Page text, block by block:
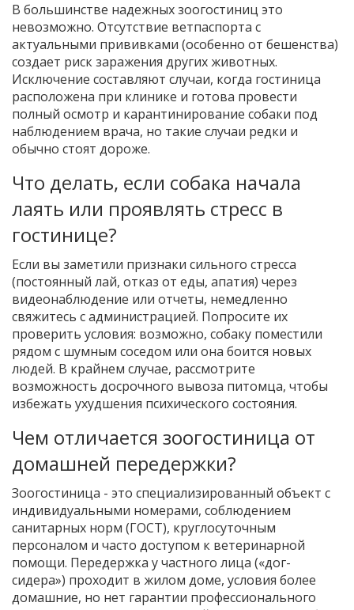
В большинстве надежных зоогостиниц это
невозможно. Отсутствие ветпаспорта с
актуальными прививками (особенно от бешенства)
создает риск заражения других животных.
Исключение составляют случаи, когда гостиница
расположена при клинике и готова провести
полный осмотр и карантинирование собаки под
наблюдением врача, но такие случаи редки и
обычно стоят дороже.
Что делать, если собака начала
лаять или проявлять стресс в
гостинице?
Если вы заметили признаки сильного стресса
(постоянный лай, отказ от еды, апатия) через
видеонаблюдение или отчеты, немедленно
свяжитесь с администрацией. Попросите их
проверить условия: возможно, собаку поместили
рядом с шумным соседом или она боится новых
людей. В крайнем случае, рассмотрите
возможность досрочного вывоза питомца, чтобы
избежать ухудшения психического состояния.
Чем отличается зоогостиница от
домашней передержки?
Зоогостиница - это специализированный объект с
индивидуальными номерами, соблюдением
санитарных норм (ГОСТ), круглосуточным
персоналом и часто доступом к ветеринарной
помощи. Передержка у частного лица («дог-
сидера») проходит в жилом доме, условия более
домашние, но нет гарантии профессионального